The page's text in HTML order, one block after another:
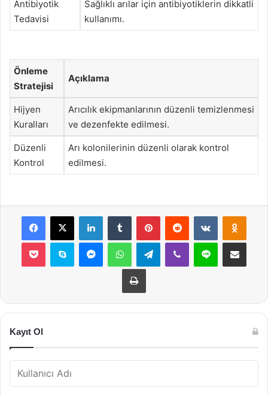
Antibiyotik
Tedavisi
Sağlıklı arılar için antibiyotiklerin dikkatli
kullanımı.
Önleme
Stratejisi
Açıklama
Hijyen
Kuralları
Arıcılık ekipmanlarının düzenli temizlenmesi
ve dezenfekte edilmesi.
Düzenli
Kontrol
Arı kolonilerinin düzenli olarak kontrol
edilmesi.
Facebook
X LinkedInTumblr PinterestReddit VKontakte
Pocket Skype MessengerWhatsAppTelegramViber Line E-Posta ile
Yazdır
Kayıt Ol